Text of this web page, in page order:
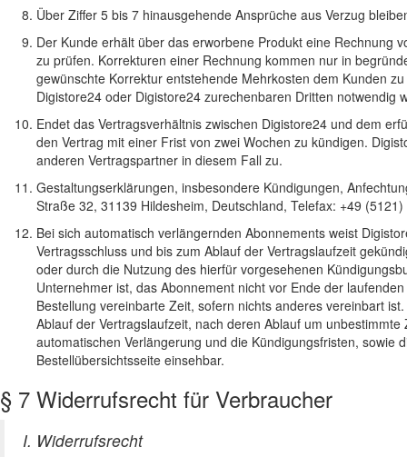
Über Ziffer 5 bis 7 hinausgehende Ansprüche aus Verzug
Der Kunde erhält über das erworbene Produkt eine Rechnung
zu prüfen. Korrekturen einer Rechnung kommen nur in
gewünschte Korrektur entstehende Mehrkosten dem Kunden
Digistore24 oder Digistore24 zurechenbaren Dritten notwendig
Endet das Vertragsverhältnis zwischen Digistore24 und dem
den Vertrag mit einer Frist von zwei Wochen zu kündigen.
anderen Vertragspartner in diesem Fall zu.
Gestaltungserklärungen, insbesondere Kündigungen,
Straße 32, 31139 Hildesheim, Deutschland, Telefax: +49
Bei sich automatisch verlängernden Abonnements weist
Vertragsschluss und bis zum Ablauf der Vertragslaufzeit
oder durch die Nutzung des hierfür vorgesehenen
Unternehmer ist, das Abonnement nicht vor Ende der
Bestellung vereinbarte Zeit, sofern nichts anderes vereinbart
Ablauf der Vertragslaufzeit, nach deren Ablauf um
automatischen Verlängerung und die Kündigungsfristen,
Bestellübersichtsseite einsehbar.
§ 7 Widerrufsrecht für Verbraucher
I. Widerrufsrecht